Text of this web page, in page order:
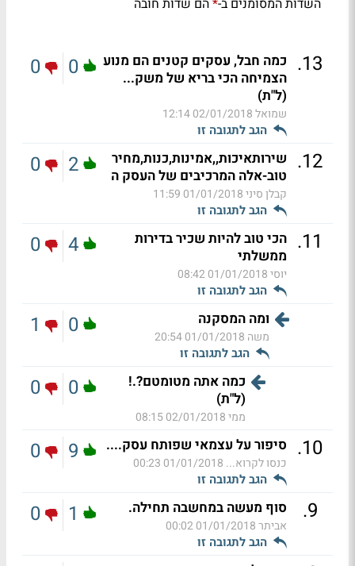
*
13
. כמה חבל, עסקים קטנים הם מנוע
הצמיחה הכי בריא של משק...
(ל"ת)
שמואל02/01/2018 12:14
הגב לתגובה זו
0
0
12
. שירותאיכות,,אמינות,כנות,מחיר
טוב-אלה המרכיבים של העסק ה
קבלן סיני01/01/2018 11:59
הגב לתגובה זו
2
0
11
. הכי טוב להיות שכיר בדירות
ממשלתי
יוסי01/01/2018 08:42
הגב לתגובה זו
4
0
ומה המסקנה
משה 01/01/2018 20:54
הגב לתגובה זו
0
1
כמה אתה מטומטם?.!
(ל"ת)
ממי02/01/2018 08:15
0
0
10
. סיפור על עצמאי שפותח עסק....
כנסו לקרוא... 01/01/2018 00:23
הגב לתגובה זו
9
0
9
. סוף מעשה במחשבה תחילה.
אביתר01/01/2018 00:02
הגב לתגובה זו
1
0